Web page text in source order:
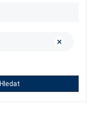
×
Hledat